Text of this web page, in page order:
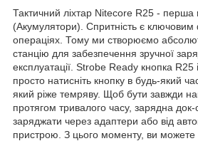
Тактичний ліхтар Nitecore R25 - перша
(Акумулятори). Спритність є
операціях. Тому ми створюємо
станцію для забезпечення зручної
експлуатації. Strobe Ready кнопка R25
просто натисніть кнопку в будь-який
який ріже темряву. Щоб бути завжди
протягом тривалого часу, зарядна док-
заряджати через адаптери або від
пристрою. З цього моменту, ви можете